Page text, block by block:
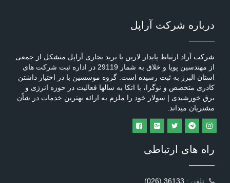
درباره شرکت آراپل
شرکت آراد ارتباط پایدار لارین با برند تجاری آراپل متشکل از جمعی
از مهندسین پویا و خلاق به شمار 29119 در اداره ثبت شرکت های
استان البرز به ثبت رسیده است. گروه موسسین با در اختیار داشتن
کادری متخصص و نوگرا، با اتکا به سالها فعالیت در حوزه انرژی و
برق خورشیدی | سولار خود را ملزم به ارائه بهترین خدمات در شاًن
مشتریان میداند.
راه های ارتباطی
(026) 36133